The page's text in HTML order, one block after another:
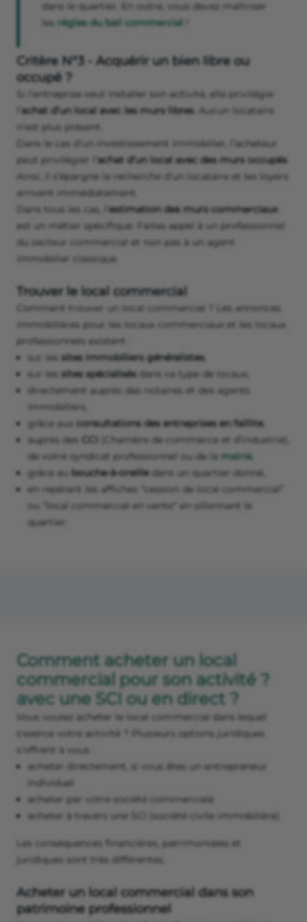
dans le quartier. En outre, vous devez maîtriser
les règles du bail commercial
Critère N°3 - Acquérir un bien libre ou
occupé ?
Si l’entreprise veut installer son activité, elle privilégie
achat d’un local avec les murs libres. Aucun locataire
n’est plus présent.
Dans le cas d’un investissement immobilier, l’acheteur
peut privilégier l’ achat d’un local avec des murs occupés.
Ainsi, il s’épargne la recherche d’un locataire et les loyers
arrivent immédiatement.
Dans tous les cas, l’ estimation des murs commerciaux
est un métier spécifique. Faites appel à un professionnel
du secteur commercial et non pas à un agent
immobilier classique.
Trouver le local commercial
Comment trouver un local commercial ? Les annonces
immobilières pour les locaux commerciaux et les locaux
professionnels existent :
sur les sites immobiliers généralistes,
sur les sites spécialisés dans ce type de locaux,
directement auprès des notaires et des agents
immobiliers,
grâce aux consultations des entreprises en faillite,
auprès des
(Chambre de commerce et d’industrie),
de votre syndicat professionnel ou de la mairie,
grâce au bouche-à-oreilledans un quartier donné,
en repérant les affiches “cession de local commercial”
ou “local commercial en vente” en sillonnant le
quartier.
Comment acheter un local
commercial pour son activité ?
avec une SCI ou en direct ?
Vous voulez acheter le local commercial dans lequel
s'exerce votre activité ? Plusieurs options juridiques
s’offrent à vous :
acheter directement, si vous êtes un entrepreneur
individuel
acheter par votre société commerciale
acheter à travers une SCI (société civile immobilière)
Les conséquences financières, patrimoniales et
juridiques sont très différentes.
Acheter un local commercial dans son
patrimoine professionnel